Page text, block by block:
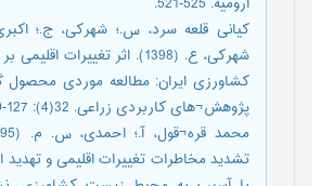
کیانی قلعه سرد، س.؛ شهرکی، ج.؛
شهرکی، ع. (1398). اثر تغییرات
کشاورزی ایران: مطالعه موردی محصول
پژوهش¬های کاربردی زراعی. 32(4): 127-109.
تشديد مخاطرات تغييرات اقليمی و تهديد